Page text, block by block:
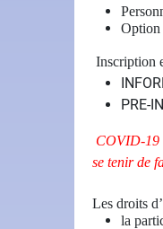
Option
Inscription
PRE-
COVID-19
se tenir de
Les droits
la